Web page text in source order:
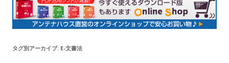
タグ別アーカイブ: E-文書法